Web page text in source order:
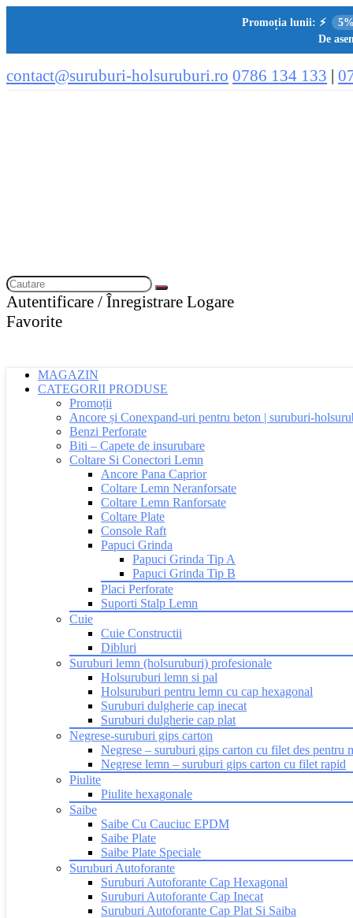
Promoția lunii: ⚡
De
contact@suruburi-holsuruburi.ro 0786 134 133 |
Autentificare / Înregistrare Logare
Favorite
MAGAZIN
CATEGORII PRODUSE
Promoții
Ancore și Conexpand-uri pentru beton | suruburi-
Benzi Perforate
Biti – Capete de insurubare
Coltare Si Conectori Lemn
Ancore Pana Caprior
Coltare Lemn Neranforsate
Coltare Lemn Ranforsate
Coltare Plate
Console Raft
Papuci Grinda
Papuci Grinda Tip A
Papuci Grinda Tip B
Placi Perforate
Suporti Stalp Lemn
Cuie
Cuie Constructii
Dibluri
Suruburi lemn (holsuruburi) profesionale
Holsuruburi lemn si pal
Holsuruburi pentru lemn cu cap hexagonal
Suruburi dulgherie cap inecat
Suruburi dulgherie cap plat
Negrese-suruburi gips carton
Negrese – suruburi gips carton cu filet des pentru
Negrese lemn – suruburi gips carton cu filet rapid
Piulite
Piulite hexagonale
Saibe
Saibe Cu Cauciuc EPDM
Saibe Plate
Saibe Plate Speciale
Suruburi Autoforante
Suruburi Autoforante Cap Hexagonal
Suruburi Autoforante Cap Inecat
Suruburi Autoforante Cap Plat Si Saiba